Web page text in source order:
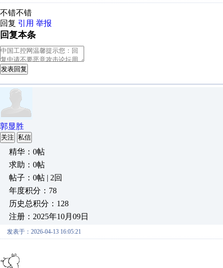
不错不错
回复 引用 举报
回复本条
发表回复
郭显胜
关注 私信
精华：0帖
求助：0帖
帖子：0帖 | 2回
年度积分：78
历史总积分：128
注册：2025年10月09日
发表于：2026-04-13 16:05:21